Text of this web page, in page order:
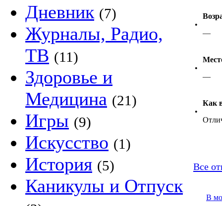
Дневник (7)
Журналы, Радио,
ТВ (11)
Здоровье и
Медицина (21)
Игры (9)
Искусство (1)
История (5)
Каникулы и Отпуск
•
—
•
—
•
Как
Все
В